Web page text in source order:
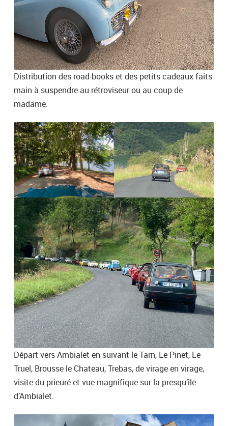
Distribution des road-books et des petits cadeaux faits
main à suspendre au rétroviseur ou au coup de
madame.
Départ vers Ambialet en suivant le Tarn, Le Pinet, Le
Truel, Brousse le Chateau, Trebas, de virage en virage,
visite du prieuré et vue magnifique sur la presqu’île
d’Ambialet.